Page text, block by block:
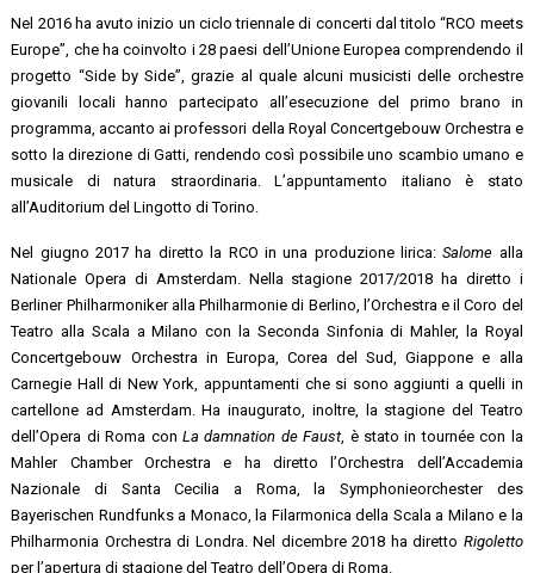
Nel 2016 ha avuto inizio un ciclo triennale di concerti dal titolo “RCO meets
Europe”, che ha coinvolto i 28 paesi dell’Unione Europea comprendendo il
progetto “Side by Side”, grazie al quale alcuni musicisti delle orchestre
giovanili locali hanno partecipato all’esecuzione del primo brano in
programma, accanto ai professori della Royal Concertgebouw Orchestra e
sotto la direzione di Gatti, rendendo così possibile uno scambio umano e
musicale di natura straordinaria. L’appuntamento italiano è stato
all’Auditorium del Lingotto di Torino.
Nel giugno 2017 ha diretto la RCO in una produzione lirica:Salome alla
Nationale Opera di Amsterdam. Nella stagione 2017/2018 ha diretto i
Berliner Philharmoniker alla Philharmonie di Berlino, l’Orchestra e il Coro del
Teatro alla Scala a Milano con la Seconda Sinfonia di Mahler, la Royal
Concertgebouw Orchestra in Europa, Corea del Sud, Giappone e alla
Carnegie Hall di New York, appuntamenti che si sono aggiunti a quelli in
cartellone ad Amsterdam. Ha inaugurato, inoltre, la stagione del Teatro
dell’Opera di Roma conLa damnation de Faust, è stato in tournée con la
Mahler Chamber Orchestra e ha diretto l’Orchestra dell’Accademia
Nazionale di Santa Cecilia a Roma, la Symphonieorchester des
Bayerischen Rundfunks a Monaco, la Filarmonica della Scala a Milano e la
Philharmonia Orchestra di Londra. Nel dicembre 2018 ha diretto Rigoletto
per l’apertura di stagione del Teatro dell’Opera di Roma.